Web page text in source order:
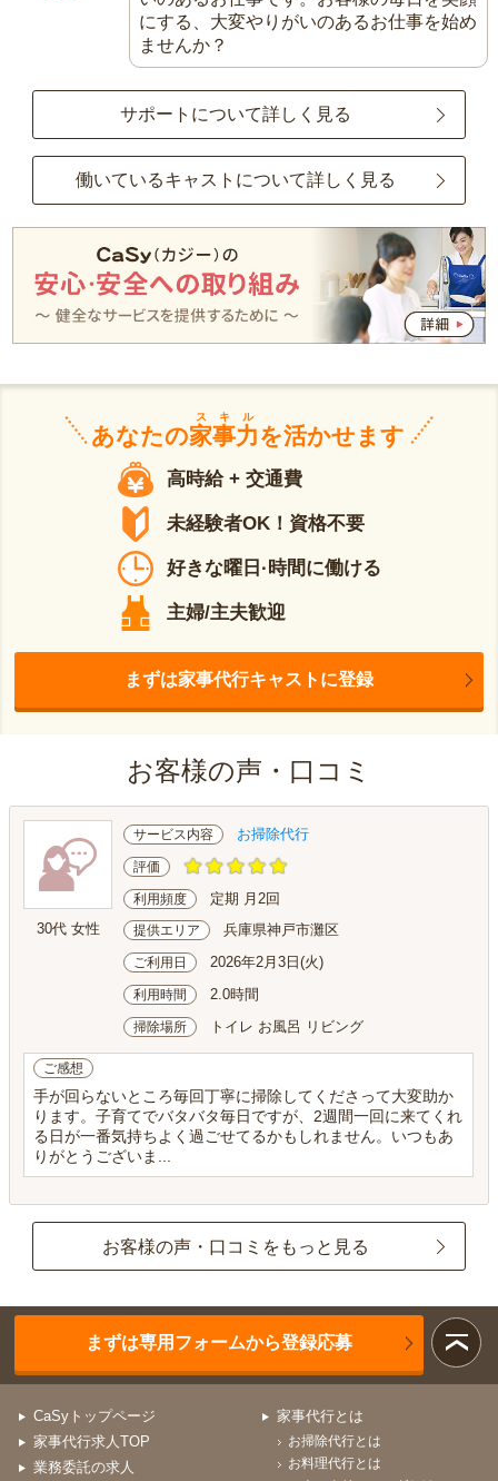
にする、大変やりがいのあるお仕事を始め
ませんか？
サポートについて詳しく見る
働いているキャストについて詳しく見る
あなたの家事力
スキル
を活かせます
高時給 + 交通費
未経験者OK！資格不要
好きな曜日·時間に働ける
主婦/主夫歓迎
まずは家事代行キャストに登録
お客様の声・口コミ
30代 女性
サービス内容 お掃除代行
評価
利用頻度 定期 月2回
提供エリア 兵庫県神戸市灘区
ご利用日 2026年2月3日(火)
利用時間 2.0時間
掃除場所 トイレ お風呂 リビング
ご感想
手が回らないところ毎回丁寧に掃除してくださって大変助か
ります。子育てでバタバタ毎日ですが、2週間一回に来てくれ
る日が一番気持ちよく過ごせてるかもしれません。いつもあ
りがとうございま...
お客様の声・口コミをもっと見る
まずは専用フォームから登録応募
CaSyトップページ
家事代行求人TOP
業務委託の求人
家事代行とは
お掃除代行とは
お料理代行とは